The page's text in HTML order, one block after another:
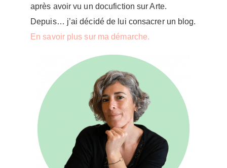
après avoir vu un docufiction sur Arte.
Depuis… j’ai décidé de lui consacrer un blog.
En savoir plus sur ma démarche.